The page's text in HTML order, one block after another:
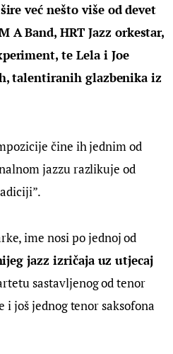
već nešto više od devet
A Band, HRT Jazz orkestar,
te Lela i Joe
talentiranih glazbenika iz
čine ih jednim od
jazzu razlikuje od
ime nosi po jednoj od
jazz izričaja uz utjecaj
sastavljenog od tenor
i još jednog tenor saksofona